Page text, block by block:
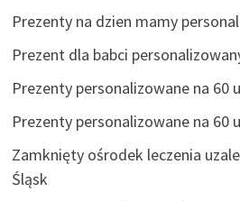
Prezenty na dzien mamy
Prezent dla babci
Prezenty personalizowane na 60
Prezenty personalizowane na 60
Zamknięty ośrodek leczenia
Śląsk